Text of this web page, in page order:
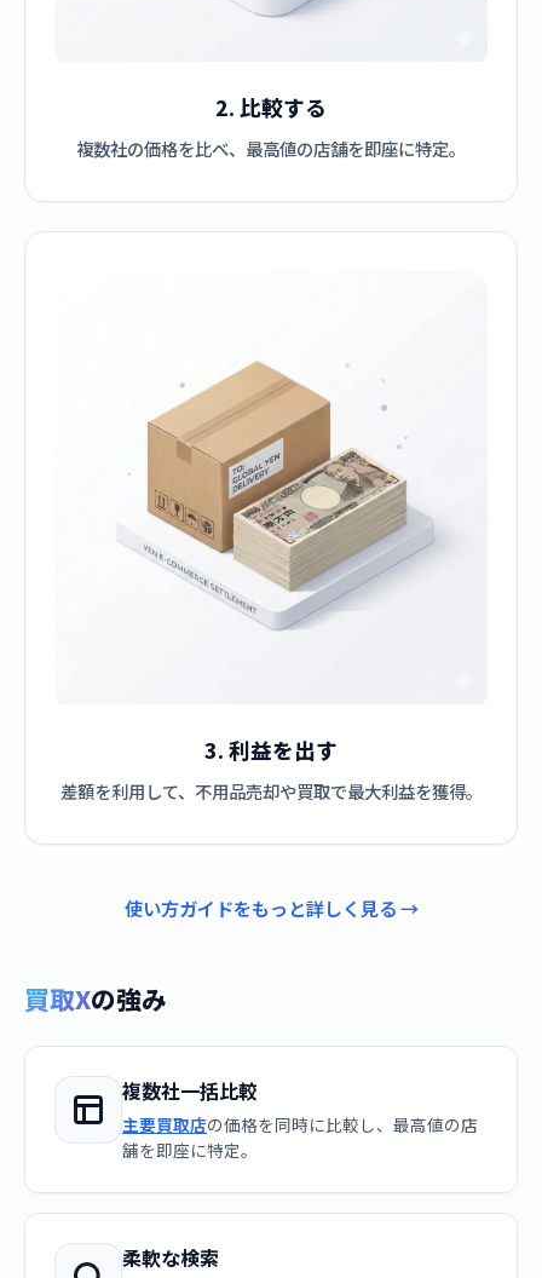
2. 比較する
複数社の価格を比べ、最高値の店舗を即座に特定。
3. 利益を出す
差額を利用して、不用品売却や買取で最大利益を獲得。
使い方ガイドをもっと詳しく見る →
買取Xの強み
複数社一括比較
主要買取店の価格を同時に比較し、最高値の店
舗を即座に特定。
柔軟な検索